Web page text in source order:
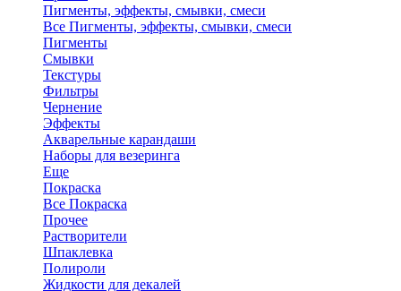
Пигменты, эффекты, смывки, смеси
Все Пигменты, эффекты, смывки, смеси
Пигменты
Смывки
Текстуры
Фильтры
Чернение
Эффекты
Акварельные карандаши
Наборы для везеринга
Еще
Покраска
Все Покраска
Прочее
Растворители
Шпаклевка
Полироли
Жидкости для декалей